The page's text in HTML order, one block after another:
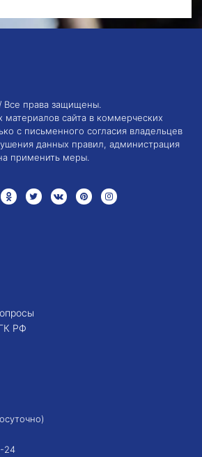
права защищены.
сайта в коммерческих
с письменного согласия владельцев
данных правил, администрация
применить меры.
РФ
24